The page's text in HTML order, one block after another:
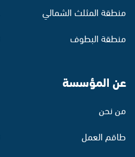
منطقة المثلث الشمالي
منطقة البطوف
عن المؤسسة
من نحن
طاقم العمل